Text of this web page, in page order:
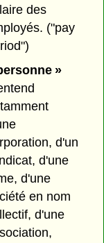
des
("pay
»
d'un
d'une
d'une
en nom
d'une